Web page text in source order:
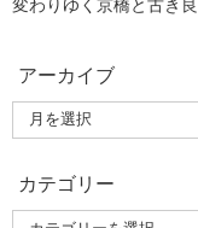
変わりゆく京橋と古き
アーカイブ
カテゴリー